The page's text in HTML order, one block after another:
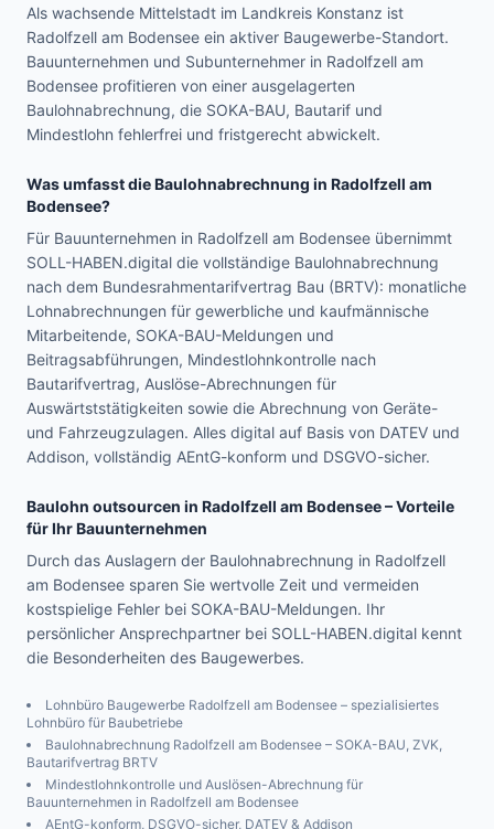
Als wachsende Mittelstadt im Landkreis Konstanz ist
Radolfzell am Bodensee ein aktiver Baugewerbe-Standort.
Bauunternehmen und Subunternehmer in Radolfzell am
Bodensee profitieren von einer ausgelagerten
Baulohnabrechnung, die SOKA-BAU, Bautarif und
Mindestlohn fehlerfrei und fristgerecht abwickelt.
Was umfasst die Baulohnabrechnung in Radolfzell am
Bodensee?
Für Bauunternehmen in Radolfzell am Bodensee übernimmt
SOLL-HABEN.digital die vollständige Baulohnabrechnung
nach dem Bundesrahmentarifvertrag Bau (BRTV): monatliche
Lohnabrechnungen für gewerbliche und kaufmännische
Mitarbeitende, SOKA-BAU-Meldungen und
Beitragsabführungen, Mindestlohnkontrolle nach
Bautarifvertrag, Auslöse-Abrechnungen für
Auswärtststätigkeiten sowie die Abrechnung von Geräte-
und Fahrzeugzulagen. Alles digital auf Basis von DATEV und
Addison, vollständig AEntG-konform und DSGVO-sicher.
Baulohn outsourcen in Radolfzell am Bodensee– Vorteile
für Ihr Bauunternehmen
Durch das Auslagern der Baulohnabrechnung in Radolfzell
am Bodensee sparen Sie wertvolle Zeit und vermeiden
kostspielige Fehler bei SOKA-BAU-Meldungen. Ihr
persönlicher Ansprechpartner bei SOLL-HABEN.digital kennt
die Besonderheiten des Baugewerbes.
Lohnbüro Baugewerbe Radolfzell am Bodensee – spezialisiertes
Lohnbüro für Baubetriebe
Baulohnabrechnung Radolfzell am Bodensee – SOKA-BAU, ZVK,
Bautarifvertrag BRTV
Mindestlohnkontrolle und Auslösen-Abrechnung für
Bauunternehmen in Radolfzell am Bodensee
AEntG-konform, DSGVO-sicher, DATEV & Addison